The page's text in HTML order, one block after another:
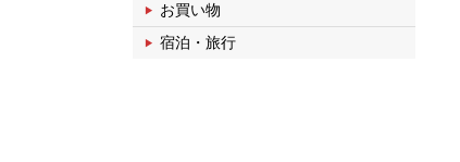
お買い物
宿泊・旅行